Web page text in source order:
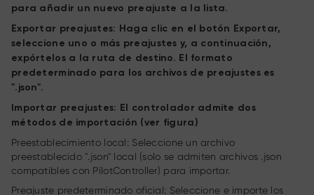
para añadir un nuevo preajuste a la lista.
Exportar preajustes: Haga clic en el botón Exportar,
seleccione uno o más preajustes y, a continuación,
expórtelos a la ruta de destino. El formato
predeterminado para los archivos de preajustes es
".json".
Importar preajustes: El controlador admite dos
métodos de importación (ver figura)
Preestablecimiento local: Seleccione un archivo
preestablecido ".json" local (solo se admiten archivos .json
compatibles con PilotController) para importar.
Preajuste predeterminado oficial: Seleccione e importe los